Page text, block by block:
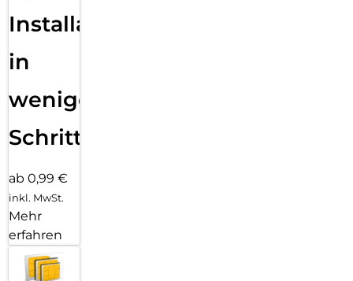
Installation
in
wenigen
Schritten
ab 0,99 €
inkl. MwSt.
Mehr
erfahren